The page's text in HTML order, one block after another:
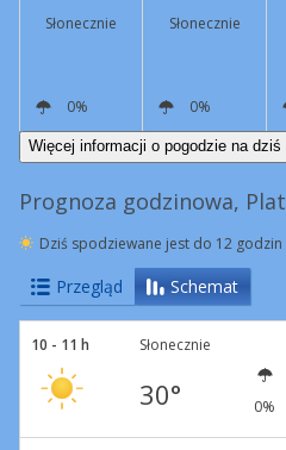
Słonecznie
Słonecznie
0% 0%
E
4 km/h E
5 km/h
Więcej informacji o pogodzie na dziś
Prognoza godzinowa,
Dziś spodziewane jest do 12 godzin
Przegląd Schemat
10 - 11 h Słonecznie
30° 0%